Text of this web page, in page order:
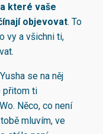
které vaše
objevovat. To
vy a všichni ti,
se na něj
přitom ti
Něco, co není
mluvím, ve